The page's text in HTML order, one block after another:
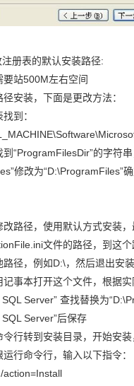
表的默认安装路径:
站500M左右空间
装，下面是更改方法：
到：
“ProgramFilesDir”的字符
修改为“D:\ProgramFiles”
径，使用默认方式安装，
文件的路径，到这
路径，例如D:\，然后退出安装
本打开这个文件，根据实
Server” 查找替换为
Server”后保存
转到安装目录，开始安装
行命令行，输入以下指令：